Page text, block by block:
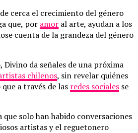
cerca el crecimiento del género
que, por amor al arte, ayudan a los
cuenta de la grandeza del género
da señales de una próxima
chilenos, sin revelar quiénes
a través de las redes sociales se
que solo han habido conversaciones
artistas y el reguetonero